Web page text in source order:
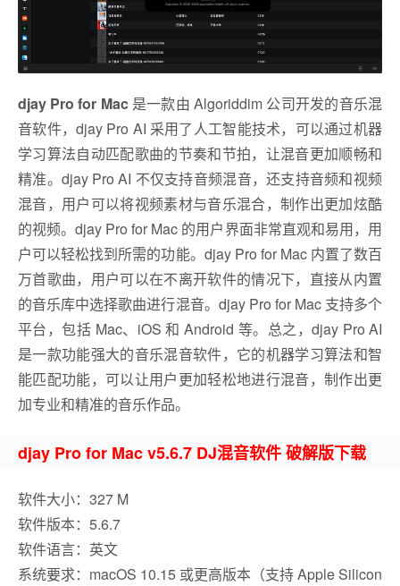
djay Pro for Mac是一款由 Algoriddim 公司开发的音乐混
音软件，djay Pro AI 采用了人工智能技术，可以通过机器
学习算法自动匹配歌曲的节奏和节拍，让混音更加顺畅和
精准。djay Pro AI 不仅支持音频混音，还支持音频和视频
混音，用户可以将视频素材与音乐混合，制作出更加炫酷
的视频。djay Pro for Mac 的用户界面非常直观和易用，用
户可以轻松找到所需的功能。djay Pro for Mac 内置了数百
万首歌曲，用户可以在不离开软件的情况下，直接从内置
的音乐库中选择歌曲进行混音。djay Pro for Mac 支持多个
平台，包括 Mac、iOS 和 Android 等。总之，djay Pro AI
是一款功能强大的音乐混音软件，它的机器学习算法和智
能匹配功能，可以让用户更加轻松地进行混音，制作出更
加专业和精准的音乐作品。
djay Pro for Mac v5.6.7 DJ混音软件 破解版下载
软件大小：327 M
软件版本：5.6.7
软件语言：英文
系统要求：macOS 10.15 或更高版本（支持 Apple Silicon